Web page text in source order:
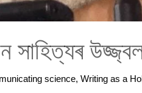
সাহিত্যৰ
science,Writing as a